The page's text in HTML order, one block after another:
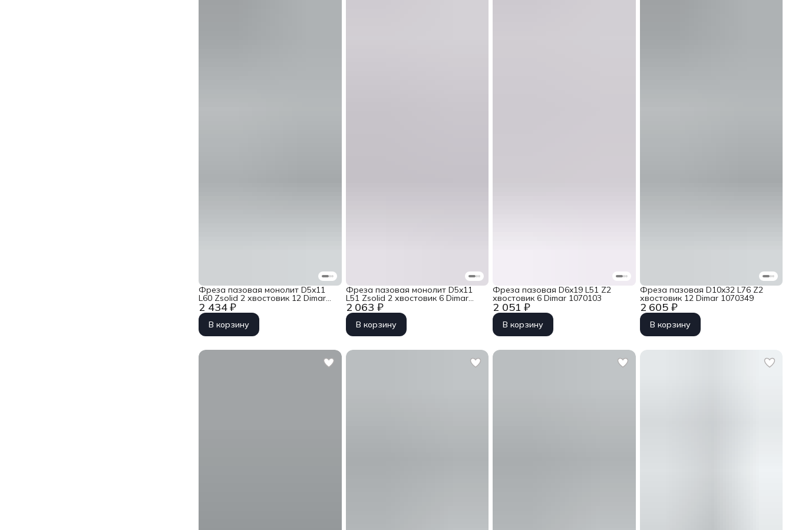
2 434 ₽
Фреза пазовая монолит D5x11
L60 Zsolid 2 хвостовик 12 Dimar
1070079
В корзину
2 063 ₽
Фреза пазовая монолит D5x11
L51 Zsolid 2 хвостовик 6 Dimar
1070073
В корзину
2 051 ₽
Фреза пазовая D6x19 L51 Z2
хвостовик 6 Dimar 1070103
В корзину
2 605 ₽
Фреза пазовая D10x32 L76 Z2
хвостовик 12 Dimar 1070349
В корзину